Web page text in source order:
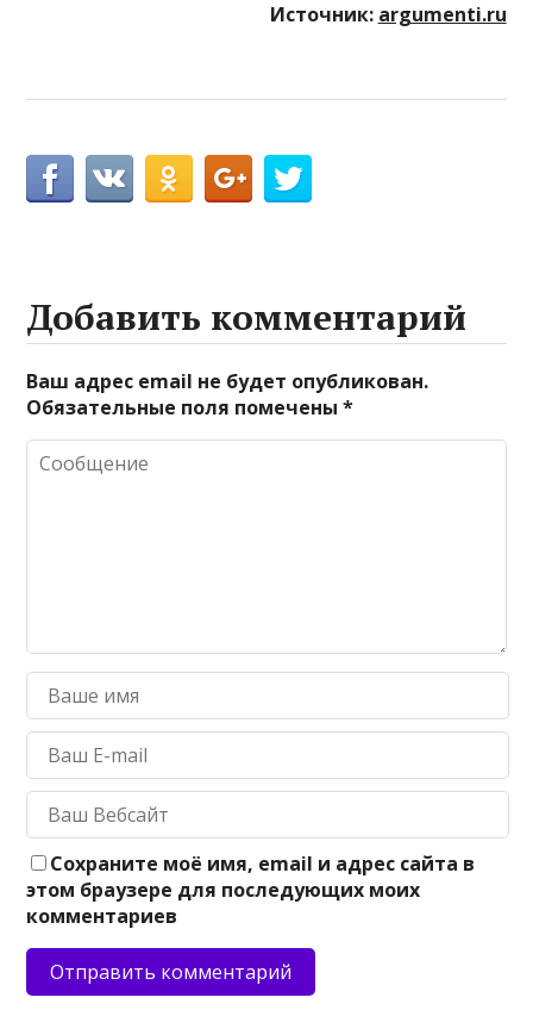
Источник: argumenti.ru
Добавить комментарий
Ваш адрес email не будет опубликован.
Обязательные поля помечены*
Сохраните моё имя, email и адрес сайта в
этом браузере для последующих моих
комментариев